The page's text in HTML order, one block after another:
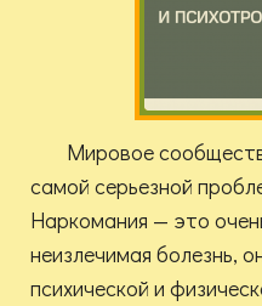
Мировое
самой серьезной
Наркомания — это
неизлечимая болезнь,
психической и